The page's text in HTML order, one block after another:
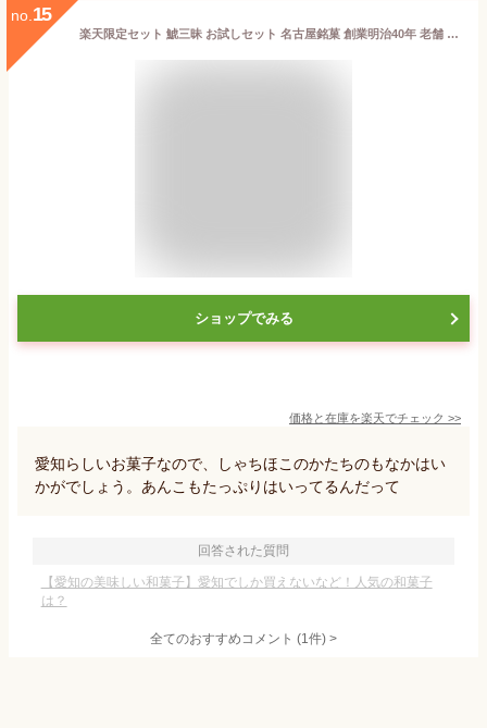
no. 15
楽天限定セット 鯱三昧 お試しセット 名古屋銘菓 創業明治40年 老舗 シャチホコ 最中 有名 名古屋 名物 銘菓 スイーツ あんこ つぶあん 愛知 お茶請け 和スイーツ 個包装 お茶菓子 ギフト 手土産 お土産 ミニギフト 贈り物 和菓子老舗 内祝い フィナンシェ
ショップでみる
価格と在庫を楽天でチェック >>
愛知らしいお菓子なので、しゃちほこのかたちのもなかはい
かがでしょう。あんこもたっぷりはいってるんだって
回答された質問
【愛知の美味しい和菓子】愛知でしか買えないなど！人気の和菓子
は？
全てのおすすめコメント (1件) >